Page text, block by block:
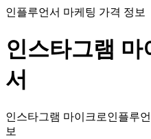
인플루언서 마케팅 가격 정보
인스타그램 마
서
인스타그램 마이크로인플루
보